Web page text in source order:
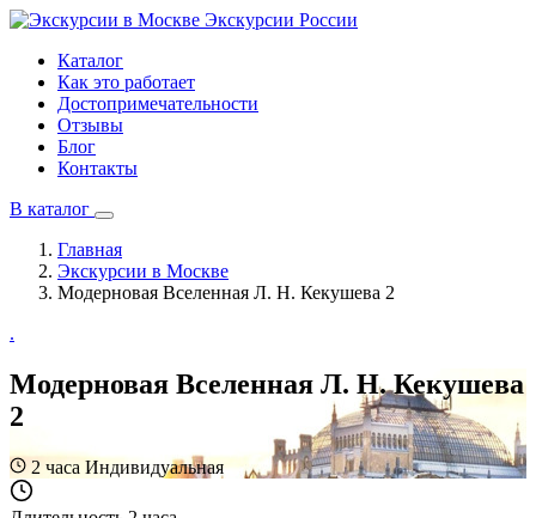
Экскурсии России
Каталог
Как это работает
Достопримечательности
Отзывы
Блог
Контакты
В каталог
Главная
Экскурсии в Москве
Модерновая Вселенная Л. Н. Кекушева 2
.
Модерновая Вселенная Л. Н. Кекушева
2
2 часа Индивидуальная